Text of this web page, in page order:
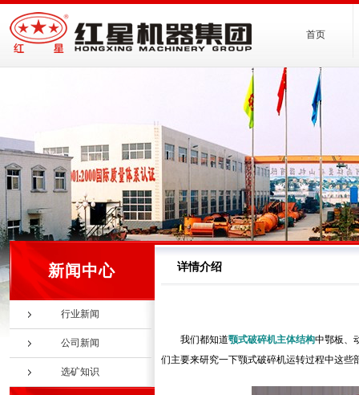
首页
新闻中心
行业新闻
公司新闻
选矿知识
详情介绍
我们都知道颚式破碎机主体结构中鄂板、
们主要来研究一下颚式破碎机运转过程中这些